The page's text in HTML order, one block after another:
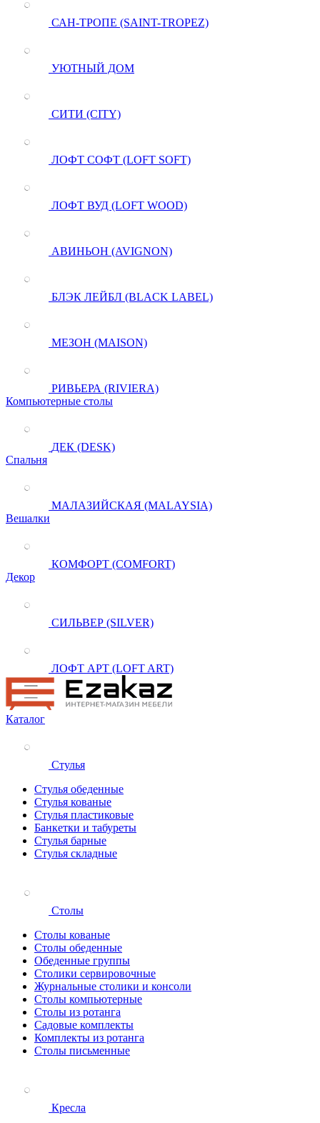
САН-ТРОПЕ (SAINT-TROPEZ)
УЮТНЫЙ ДОМ
СИТИ (CITY)
ЛОФТ СОФТ (LOFT SOFT)
ЛОФТ ВУД (LOFT WOOD)
АВИНЬОН (AVIGNON)
БЛЭК ЛЕЙБЛ (BLACK LABEL)
МЕЗОН (MAISON)
РИВЬЕРА (RIVIERA)
Компьютерные столы
ДЕК (DESK)
Спальня
МАЛАЗИЙСКАЯ (MALAYSIA)
Вешалки
КОМФОРТ (COMFORT)
Декор
СИЛЬВЕР (SILVER)
ЛОФТ АРТ (LOFT ART)
Каталог
Стулья
Стулья обеденные
Стулья кованые
Стулья пластиковые
Банкетки и табуреты
Стулья барные
Стулья складные
Столы
Столы кованые
Столы обеденные
Обеденные группы
Столики сервировочные
Журнальные столики и консоли
Столы компьютерные
Столы из ротанга
Садовые комплекты
Комплекты из ротанга
Столы письменные
Кресла